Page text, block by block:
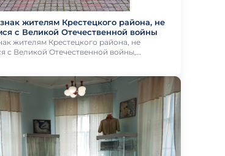
жителям Крестецкого района, не
с Великой Отечественной войны
жителям Крестецкого района, не
с Великой Отечественной войны,…